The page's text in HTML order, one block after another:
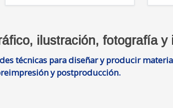
ilustración, fotografía y
técnicas para diseñar y producir
y postproducción.